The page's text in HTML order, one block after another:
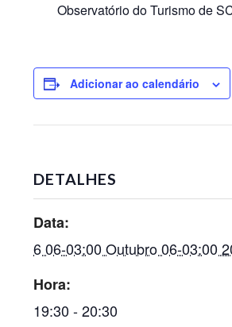
Observatório do Turismo de
Adicionar ao calendário
DETALHES
Data:
6 06-03:00 Outubro 06-03:00
Hora:
19:30 - 20:30